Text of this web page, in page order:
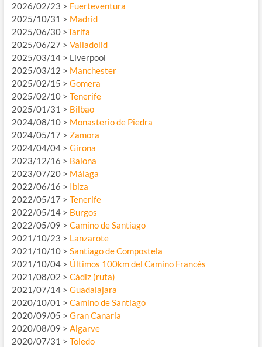
2026/02/23 > Fuerteventura
2025/10/31 > Madrid
2025/06/30 >Tarifa
2025/06/27 > Valladolid
2025/03/14 > Liverpool
2025/03/12 > Manchester
2025/02/15 > Gomera
2025/02/10 > Tenerife
2025/01/31 > Bilbao
2024/08/10 > Monasterio de Piedra
2024/05/17 > Zamora
2024/04/04 > Girona
2023/12/16 > Baiona
2023/07/20 > Málaga
2022/06/16 > Ibiza
2022/05/17 > Tenerife
2022/05/14 > Burgos
2022/05/09 > Camino de Santiago
2021/10/23 > Lanzarote
2021/10/10 > Santiago de Compostela
2021/10/04 > Últimos 100km del Camino Francés
2021/08/02 > Cádiz (ruta)
2021/07/14 > Guadalajara
2020/10/01 > Camino de Santiago
2020/09/05 > Gran Canaria
2020/08/09 > Algarve
2020/07/31 > Toledo